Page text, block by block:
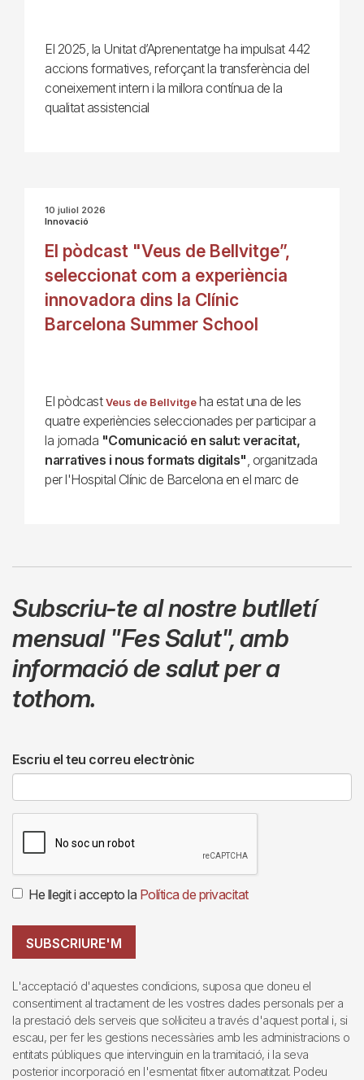
El 2025, la Unitat d’Aprenentatge ha impulsat 442
accions formatives, reforçant la transferència del
coneixement intern i la millora contínua de la
qualitat assistencial
10 juliol 2026
Innovació
El pòdcast "Veus de Bellvitge”,
seleccionat com a experiència
innovadora dins la Clínic
Barcelona Summer School
El pòdcast Veus de Bellvitgeha estat una de les
quatre experiències seleccionades per participar a
la jornada "Comunicació en salut: veracitat,
narratives i nous formats digitals" , organitzada
per l'Hospital Clínic de Barcelona en el marc de
Subscriu-te al nostre butlletí
mensual "Fes Salut",amb
informació de salut per a
tothom.
Escriu el teu correu electrònic
He llegit i accepto la Política de privacitat
SUBSCRIURE'M
L'acceptació d'aquestes condicions, suposa que doneu el
consentiment al tractament de les vostres dades personals per a
la prestació dels serveis que sol·liciteu a través d'aquest portal i, si
escau, per fer les gestions necessàries amb les administracions o
entitats públiques que intervinguin en la tramitació, i la seva
posterior incorporació en l'esmentat fitxer automatitzat. Podeu